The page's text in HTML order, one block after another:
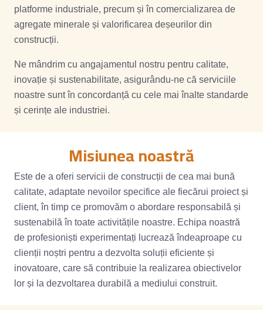
platforme industriale, precum și în comercializarea de
agregate minerale și valorificarea deșeurilor din
construcții.
Ne mândrim cu angajamentul nostru pentru calitate,
inovație și sustenabilitate, asigurându-ne că serviciile
noastre sunt în concordanță cu cele mai înalte standarde
și cerințe ale industriei.
Misiunea noastră
Este de a oferi servicii de construcții de cea mai bună
calitate, adaptate nevoilor specifice ale fiecărui proiect și
client, în timp ce promovăm o abordare responsabilă și
sustenabilă în toate activitățile noastre. Echipa noastră
de profesioniști experimentați lucrează îndeaproape cu
clienții noștri pentru a dezvolta soluții eficiente și
inovatoare, care să contribuie la realizarea obiectivelor
lor și la dezvoltarea durabilă a mediului construit.